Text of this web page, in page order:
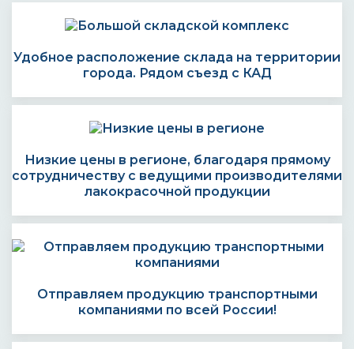
Удобное расположение склада на территории
города. Рядом съезд с КАД
Низкие цены в регионе, благодаря прямому
сотрудничеству с ведущими производителями
лакокрасочной продукции
Отправляем продукцию транспортными
компаниями по всей России!